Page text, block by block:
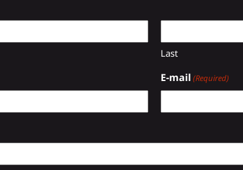
Last
E-mail (Required)